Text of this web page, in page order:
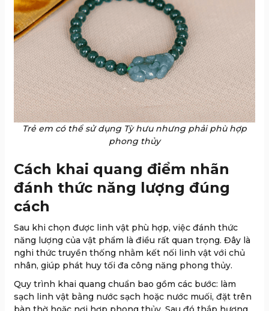
Trẻ em có thể sử dụng Tỳ hưu nhưng phải phù hợp
phong thủy
Cách khai quang điểm nhãn
đánh thức năng lượng đúng
cách
Sau khi chọn được linh vật phù hợp, việc đánh thức
năng lượng của vật phẩm là điều rất quan trọng. Đây là
nghi thức truyền thống nhằm kết nối linh vật với chủ
nhân, giúp phát huy tối đa công năng phong thủy.
Quy trình khai quang chuẩn bao gồm các bước: làm
sạch linh vật bằng nước sạch hoặc nước muối, đặt trên